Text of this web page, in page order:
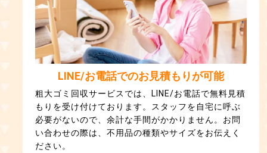
LINE/お電話でのお見積もりが可能
粗大ゴミ回収サービスでは、LINE/お電話で無料見積
もりを受け付けております。スタッフを自宅に呼ぶ
必要がないので、余計な手間がかかりません。お問
い合わせの際は、不用品の種類やサイズをお伝えく
ださい。